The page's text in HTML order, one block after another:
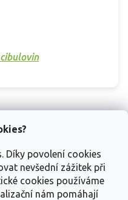
Díky povolení cookies
nevšední zážitek při
cookies používáme
nám pomáhají
cibulovin - /navody-